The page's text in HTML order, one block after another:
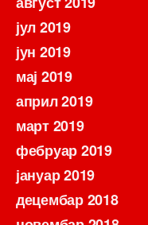
јул 2019
јун 2019
мај 2019
април 2019
март 2019
фебруар 2019
јануар 2019
децембар 2018